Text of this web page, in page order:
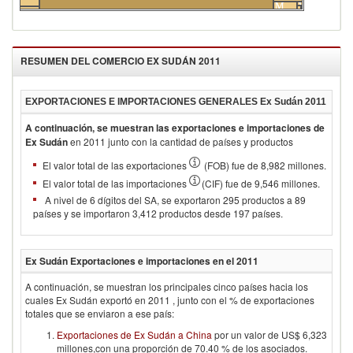
alimenticios
Metales y
RESUMEN DEL COMERCIO EX SUDÁN 2011
EXPORTACIONES E IMPORTACIONES GENERALES Ex Sudán 2011
A continuación, se muestran las exportaciones e importaciones de
Ex Sudánen 2011 junto con la cantidad de países y productos
El valor total de las exportaciones
(FOB) fue de 8,982 millones.
El valor total de las importaciones
(CIF) fue de 9,546 millones.
A nivel de 6 dígitos del SA, se exportaron 295 productos a 89
países y se importaron 3,412 productos desde 197 países.
Ex Sudán Exportaciones e importaciones en el2011
A continuación, se muestran los principales cinco países hacia los
cuales Ex Sudán exportó en 2011 , junto con el % de exportaciones
totales que se enviaron a ese país:
Exportaciones de Ex Sudán a China por un valor de US$ 6,323
millones,con una proporción de 70.40 % de los asociados.